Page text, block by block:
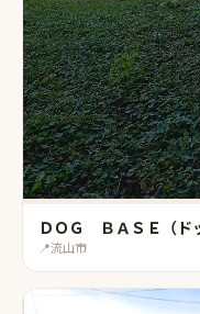
ＤＯＧ ＢＡＳＥ（ド
📍流山市